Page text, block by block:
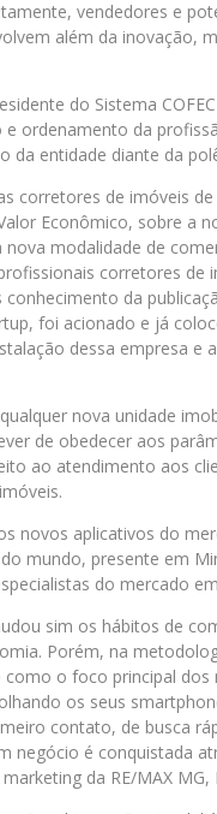
vendedores e
além da inovação,
do Sistema
ordenamento da
da entidade diante da
corretores de imóveis
Econômico, sobre a
modalidade de
corretores de
da
foi acionado e já
dessa empresa e
nova unidade
de obedecer aos
ao atendimento aos
novos aplicativos do
mundo, presente em
do mercado
sim os hábitos de
Porém, na
o foco principal dos
os seus
contato, de busca
negócio é conquistada
da RE/MAX MG,